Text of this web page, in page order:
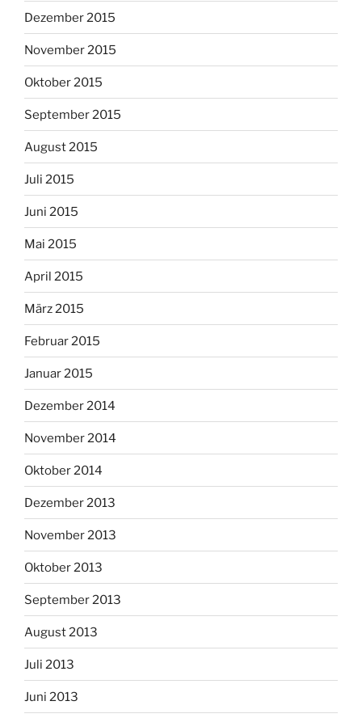
Dezember 2015
November 2015
Oktober 2015
September 2015
August 2015
Juli 2015
Juni 2015
Mai 2015
April 2015
März 2015
Februar 2015
Januar 2015
Dezember 2014
November 2014
Oktober 2014
Dezember 2013
November 2013
Oktober 2013
September 2013
August 2013
Juli 2013
Juni 2013